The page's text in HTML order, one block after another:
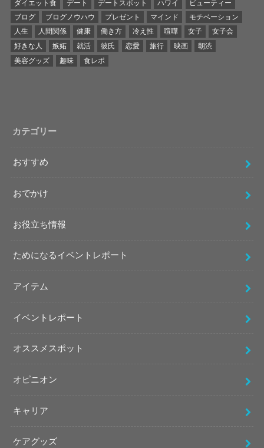
ダイエット食
デート デートスポット ハワイ
ビューティー
ブログ
ブログノウハウ プレゼント マインド
モチベーション
人生
人間関係 健康 働き方 冷え性 喧嘩 女子
女子会
好きな人
嫉妬 就活 彼氏 恋愛 旅行 映画
朝渋
美容グッズ
趣味 食レポ
カテゴリー
おすすめ
おでかけ
お役立ち情報
ためになるイベントレポート
アイテム
イベントレポート
オススメスポット
オピニオン
キャリア
ケアグッズ